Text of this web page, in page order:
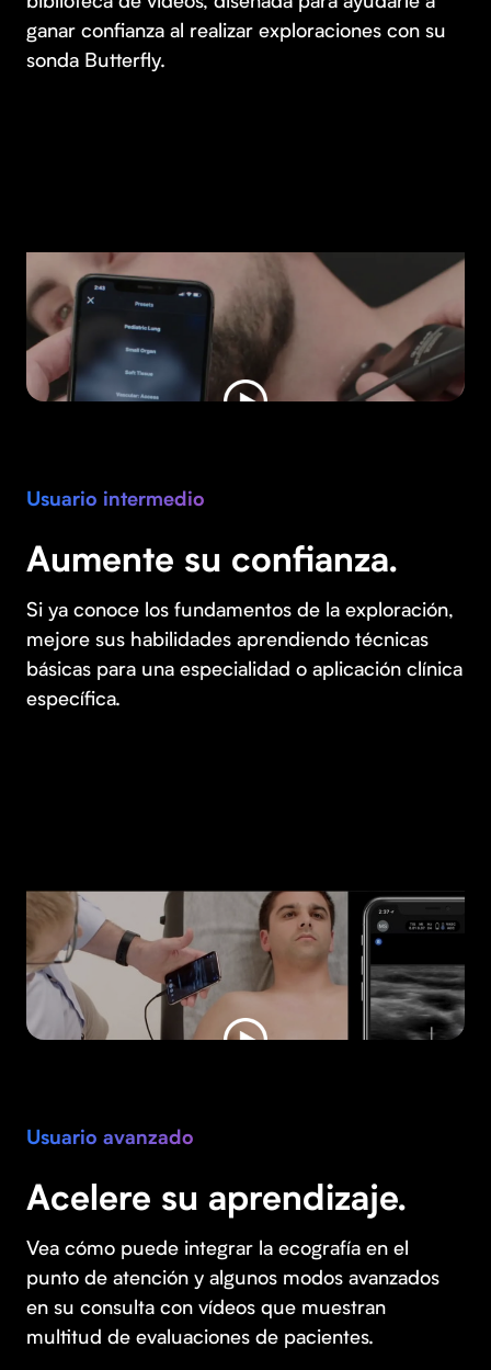
ganar confianza al realizar exploraciones con su
sonda Butterfly.
Usuario intermedio
Aumente su confianza.
Si ya conoce los fundamentos de la exploración,
mejore sus habilidades aprendiendo técnicas
básicas para una especialidad o aplicación clínica
específica.
Usuario avanzado
Acelere su aprendizaje.
Vea cómo puede integrar la ecografía en el
punto de atención y algunos modos avanzados
en su consulta con vídeos que muestran
multitud de evaluaciones de pacientes.